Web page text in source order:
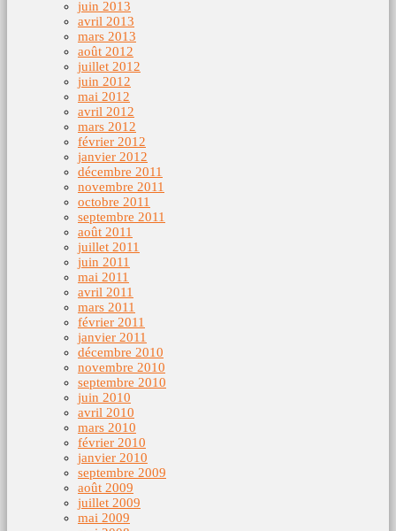
juin 2013
avril 2013
mars 2013
août 2012
juillet 2012
juin 2012
mai 2012
avril 2012
mars 2012
février 2012
janvier 2012
décembre 2011
novembre 2011
octobre 2011
septembre 2011
août 2011
juillet 2011
juin 2011
mai 2011
avril 2011
mars 2011
février 2011
janvier 2011
décembre 2010
novembre 2010
septembre 2010
juin 2010
avril 2010
mars 2010
février 2010
janvier 2010
septembre 2009
août 2009
juillet 2009
mai 2009